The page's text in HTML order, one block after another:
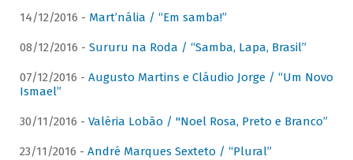
14/12/2016 - Mart’nália / “Em samba!”
08/12/2016 - Sururu na Roda / “Samba, Lapa, Brasil”
07/12/2016 - Augusto Martins e Cláudio Jorge / “Um Novo
Ismael”
30/11/2016 - Valéria Lobão / "Noel Rosa, Preto e Branco”
23/11/2016 - André Marques Sexteto / “Plural”